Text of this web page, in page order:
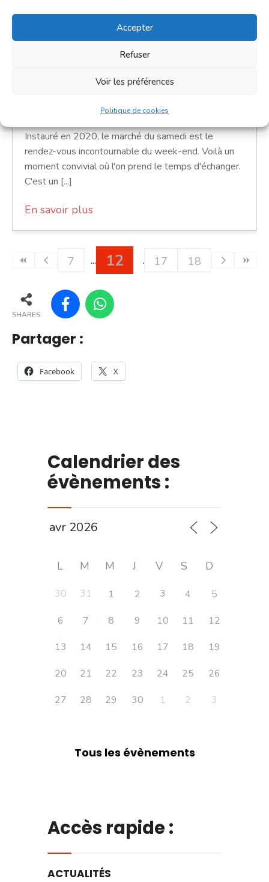
Accepter
Refuser
Voir les préférences
Politique de cookies
Marché du samedi
Place Notre-Dame
Instauré en 2020, le marché du samedi est le
rendez-vous incontournable du week-end. Voilà un
moment convivial où l'on prend le temps d'échanger.
C'est un [...]
En savoir plus
7 12 17 18
SHARES
Partager :
Facebook X
Calendrier des
évènements :
L M M J V S D
30 31 1 2 3 4
5
6
7 8 9 10 11
12
13
14 15 16 17 18
19
20
21 22 23 24 25
26
27
28 29 30 1 2 3
Tous les évènements
Accès rapide :
ACTUALITÉS